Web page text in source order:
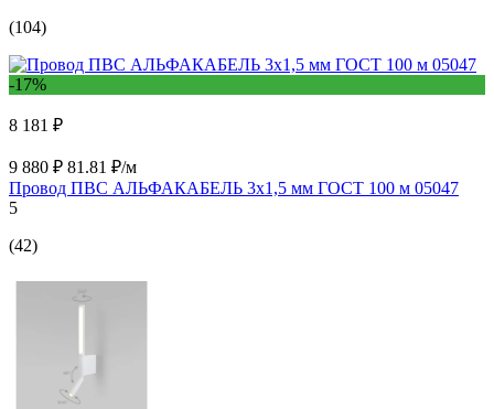
(104)
-17%
8 181 ₽
9 880 ₽ 81.81 ₽/м
Провод ПВС АЛЬФАКАБЕЛЬ 3х1,5 мм ГОСТ 100 м 05047
5
(42)